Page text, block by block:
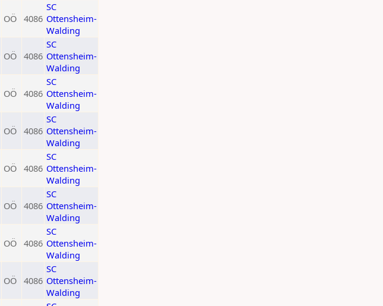
OÖ 4086
SC
Ottensheim-
Walding
OÖ 4086
SC
Ottensheim-
Walding
OÖ 4086
SC
Ottensheim-
Walding
OÖ 4086
SC
Ottensheim-
Walding
OÖ 4086
SC
Ottensheim-
Walding
OÖ 4086
SC
Ottensheim-
Walding
OÖ 4086
SC
Ottensheim-
Walding
OÖ 4086
SC
Ottensheim-
Walding